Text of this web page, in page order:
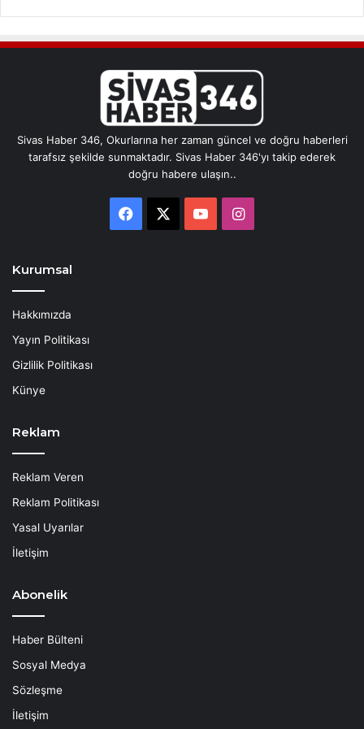
Sivas Haber 346, Okurlarına her zaman güncel ve doğru haberleri
tarafsız şekilde sunmaktadır. Sivas Haber 346'yı takip ederek
doğru habere ulaşın..
Facebook YouTubeInstagram
Kurumsal
Hakkımızda
Yayın Politikası
Gizlilik Politikası
Künye
Reklam
Reklam Veren
Reklam Politikası
Yasal Uyarılar
İletişim
Abonelik
Haber Bülteni
Sosyal Medya
Sözleşme
İletişim